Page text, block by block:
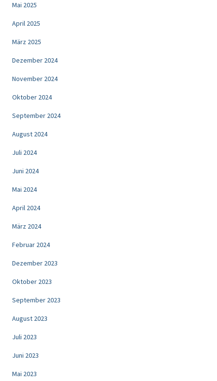
Mai 2025
April 2025
März 2025
Dezember 2024
November 2024
Oktober 2024
September 2024
August 2024
Juli 2024
Juni 2024
Mai 2024
April 2024
März 2024
Februar 2024
Dezember 2023
Oktober 2023
September 2023
August 2023
Juli 2023
Juni 2023
Mai 2023